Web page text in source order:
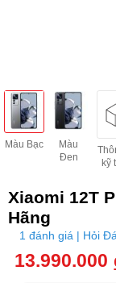
Màu Bạc
Màu
Đen
kỹ
Xiaomi 12T
Hãng
1 đánh giá | Hỏi
13.990.000